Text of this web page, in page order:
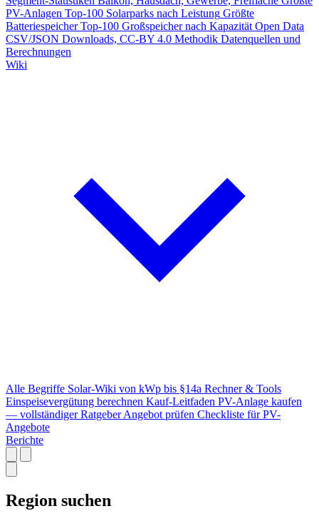
PV-Anlagen Top-100 Solarparks nach Leistung Größte
Batteriespeicher Top-100 Großspeicher nach Kapazität Open Data
CSV/JSON Downloads, CC-BY 4.0 Methodik Datenquellen und
Berechnungen
Wiki
Alle Begriffe Solar-Wiki von kWp bis §14a Rechner & Tools
Einspeisevergütung berechnen Kauf-Leitfaden PV-Anlage kaufen
— vollständiger Ratgeber Angebot prüfen Checkliste für PV-
Angebote
Berichte
Region suchen